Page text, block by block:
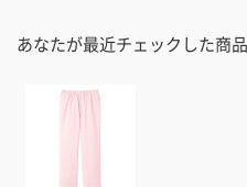
あなたが最近チェックした商品